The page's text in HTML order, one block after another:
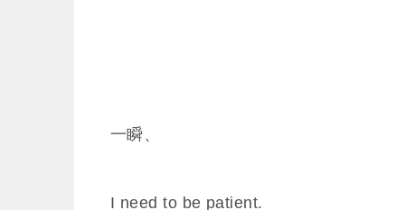
一瞬、
I need to be patient.